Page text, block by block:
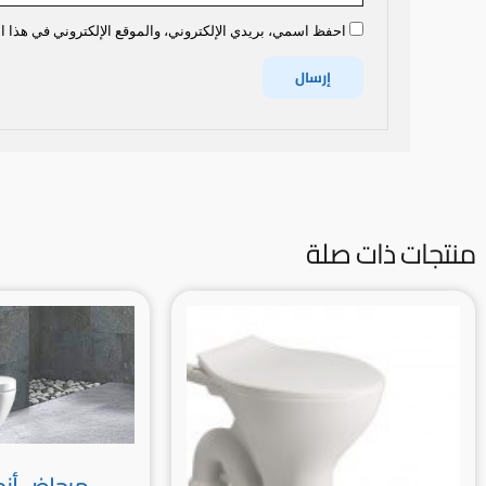
احفظ اسمي، بريدي الإلكتروني، والموقع الإلكتروني في هذا
منتجات ذات صلة